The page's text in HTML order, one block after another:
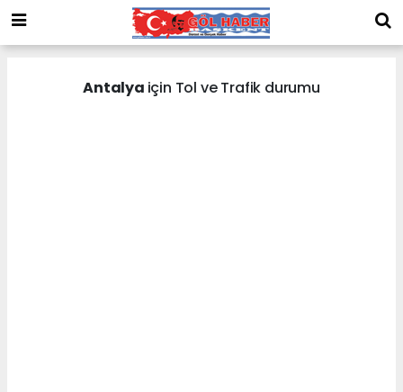
Antalya için Tol ve Trafik durumu